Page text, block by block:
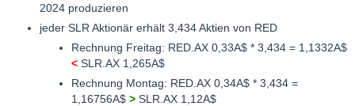
2024 produzieren
jeder SLR Aktionär erhält 3,434 Aktien von RED
Rechnung Freitag: RED.AX 0,33A$ * 3,434 = 1,1332A$
< SLR.AX 1,265A$
Rechnung Montag: RED.AX 0,34A$ * 3,434 =
1,16756A$ > SLR.AX 1,12A$